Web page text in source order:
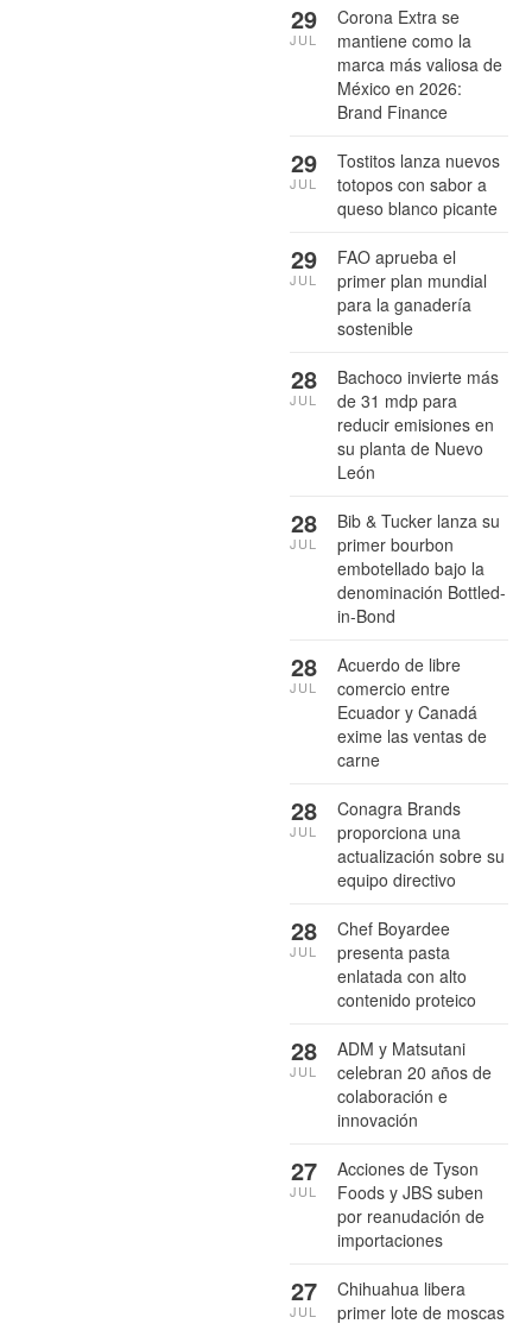
Corona Extra se
mantiene como la
marca más valiosa de
México en 2026:
Brand Finance
29
JUL
Tostitos lanza nuevos
totopos con sabor a
queso blanco picante
29
JUL
FAO aprueba el
primer plan mundial
para la ganadería
sostenible
29
JUL
Bachoco invierte más
de 31 mdp para
reducir emisiones en
su planta de Nuevo
León
28
JUL
Bib & Tucker lanza su
primer bourbon
embotellado bajo la
denominación Bottled-
in-Bond
28
JUL
Acuerdo de libre
comercio entre
Ecuador y Canadá
exime las ventas de
carne
28
JUL
Conagra Brands
proporciona una
actualización sobre su
equipo directivo
28
JUL
Chef Boyardee
presenta pasta
enlatada con alto
contenido proteico
28
JUL
ADM y Matsutani
celebran 20 años de
colaboración e
innovación
28
JUL
Acciones de Tyson
Foods y JBS suben
por reanudación de
importaciones
27
JUL
Chihuahua libera
primer lote de moscas
27
JUL